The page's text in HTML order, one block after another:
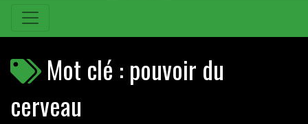
Mot clé : pouvoir du
cerveau